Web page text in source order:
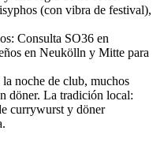
(con vibra de festival),
Consulta SO36 en
en Neukölln y Mitte para
noche de club, muchos
döner. La tradición local:
currywurst y döner